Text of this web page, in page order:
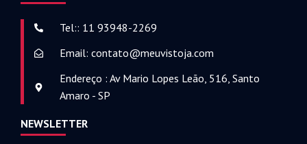
Tel:: 11 93948-2269
Email: contato@meuvistoja.com
Endereço : Av Mario Lopes Leão, 516, Santo
Amaro - SP
NEWSLETTER